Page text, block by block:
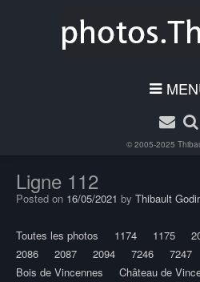
© 2005-2025
Ligne 112
Posted on 16/05/2021 by Thibault
Toutes les photos 1174 1175
2086
2087 2094 7246 7247
Bois de Vincennes
Château de